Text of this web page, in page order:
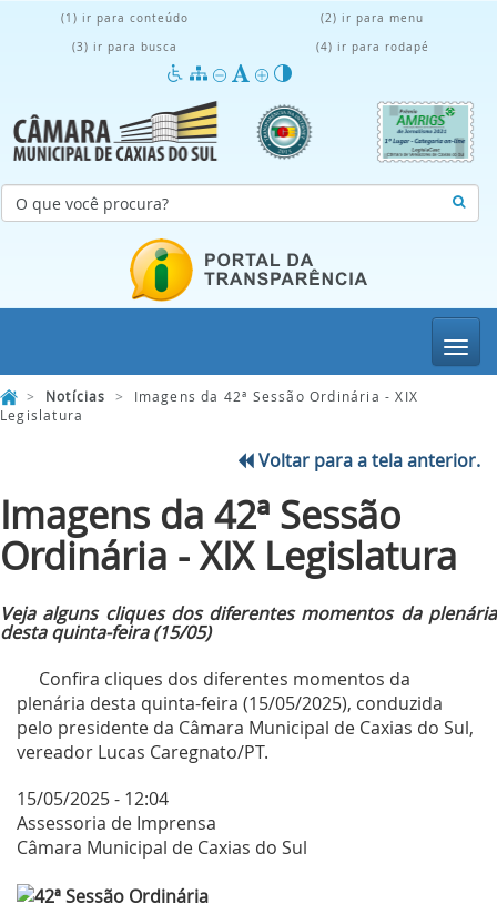
(1) ir para conteúdo
(2) ir para menu
(3) ir para busca
(4) ir para rodapé
> Notícias > Imagens da 42ª Sessão Ordinária - XIX
Legislatura
Voltar para a tela anterior.
Imagens da 42ª Sessão
Ordinária - XIX Legislatura
Veja alguns cliques dos diferentes momentos da plenária
desta quinta-feira (15/05)
Confira cliques dos diferentes momentos da
plenária desta quinta-feira (15/05/2025), conduzida
pelo presidente da Câmara Municipal de Caxias do Sul,
vereador Lucas Caregnato/PT.
15/05/2025 - 12:04
Assessoria de Imprensa
Câmara Municipal de Caxias do Sul